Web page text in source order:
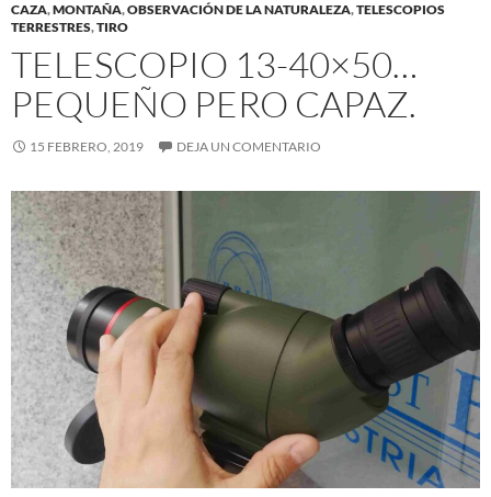
CAZA,MONTAÑA,OBSERVACIÓN DE LA NATURALEZA,TELESCOPIOS
TERRESTRES,TIRO
TELESCOPIO 13-40×50…
PEQUEÑO PERO CAPAZ.
15 FEBRERO, 2019 DEJA UN COMENTARIO